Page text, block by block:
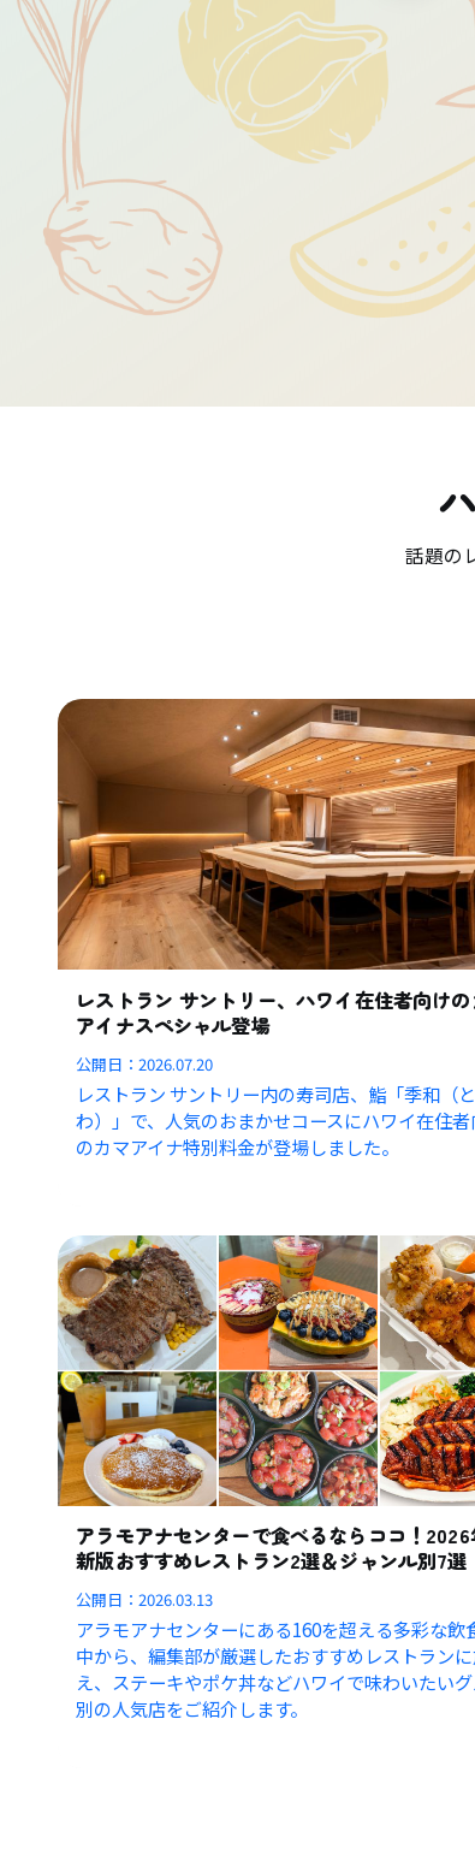
話題の
レストラン サントリー、ハワイ在住者向け
アイナスペシャル登場
公開日：2026.07.20
レストラン サントリー内の寿司店、鮨「季和（
わ）」で、人気のおまかせコースにハワイ在住者
のカマアイナ特別料金が登場しました。
アラモアナセンターで食べるならココ！
新版おすすめレストラン2選＆ジャンル別7選
公開日：2026.03.13
アラモアナセンターにある160を超える多彩な飲
中から、編集部が厳選したおすすめレストラン
え、ステーキやポケ丼などハワイで味わいたい
別の人気店をご紹介します。